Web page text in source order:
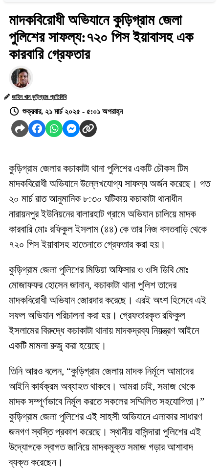
মাদকবিরোধী অভিযানে কুড়িগ্রাম জেলা
পুলিশের সাফল্য:৭২০ পিস ইয়াবাসহ এক
কারবারি গ্রেফতার
জাহিদ খান কুড়িগ্রাম প্রতিনিধি
শুক্রবার, ২১ মার্চ ২০২৫ - ৫:০১ অপরাহ্ন
কুড়িগ্রাম জেলার কচাকাটা থানা পুলিশের একটি চৌকস টিম
মাদকবিরোধী অভিযানে উল্লেখযোগ্য সাফল্য অর্জন করেছে। গত
২০ মার্চ রাত আনুমানিক ৮:৩০ ঘটিকায় কচাকাটা থানাধীন
নারায়নপুর ইউনিয়নের বালারহাট গ্রামে অভিযান চালিয়ে মাদক
কারবারি মোঃ রফিকুল ইসলাম (৪৪) কে তার নিজ বসতবাড়ি থেকে
৭২০ পিস ইয়াবাসহ হাতেনাতে গ্রেফতার করা হয়।
কুড়িগ্রাম জেলা পুলিশের মিডিয়া অফিসার ও ওসি ডিবি মোঃ
মোজাফফর হোসেন জানান, কচাকাটা থানা পুলিশ তাদের
মাদকবিরোধী অভিযান জোরদার করেছে। এরই অংশ হিসেবে এই
সফল অভিযান পরিচালনা করা হয়। গ্রেফতারকৃত রফিকুল
ইসলামের বিরুদ্ধে কচাকাটা থানায় মাদকদ্রব্য নিয়ন্ত্রণ আইনে
একটি মামলা রুজু করা হয়েছে।
তিনি আরও বলেন, “কুড়িগ্রাম জেলায় মাদক নির্মূলে আমাদের
আইনি কার্যক্রম অব্যাহত থাকবে। আমরা চাই, সমাজ থেকে
মাদক সম্পূর্ণভাবে নির্মূল করতে সকলের সম্মিলিত সহযোগিতা।”
কুড়িগ্রাম জেলা পুলিশের এই সাহসী অভিযানে এলাকার সাধারণ
জনগণ স্বস্তি প্রকাশ করেছে। স্থানীয় বাসিন্দারা পুলিশের এই
উদ্যোগকে স্বাগত জানিয়ে মাদকমুক্ত সমাজ গড়ার আশাবাদ
ব্যক্ত করেছেন।